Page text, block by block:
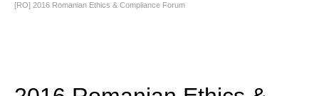
[RO] 2016 Romanian Ethics & Compliance Forum